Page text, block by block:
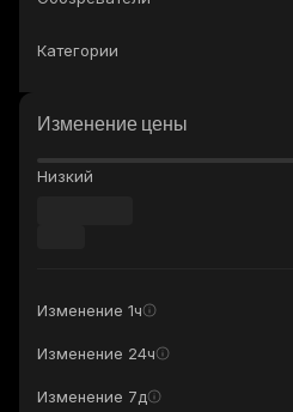
Категории
Изменение цены
Низкий
Изменение 1ч
Изменение 24ч
Изменение 7д